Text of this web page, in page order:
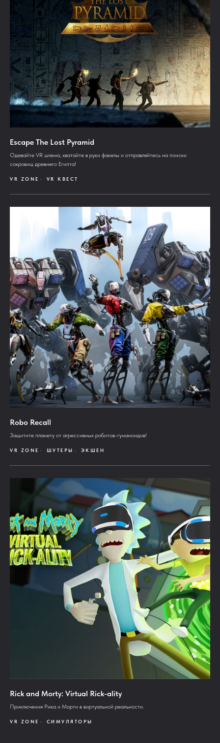
Escape The Lost Pyramid
Одевайте VR шлема, хватайте в руки факелы и отправляйтесь на поиски
сокровищ древнего Египта!
VR ZONE VR КВЕСТ
Robo Recall
Защитите планету от агрессивных роботов-гуманоидов!
VR ZONE ШУТЕРЫ ЭКШЕН
Rick and Morty: Virtual Rick-ality
Приключения Рика и Морти в виртуальной реальности.
VR ZONE СИМУЛЯТОРЫ